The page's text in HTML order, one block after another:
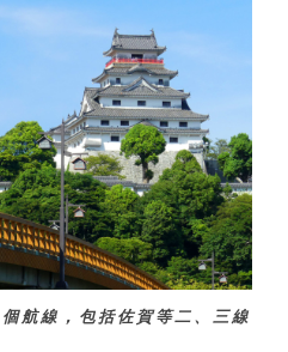
航線，包括佐賀等二、三線